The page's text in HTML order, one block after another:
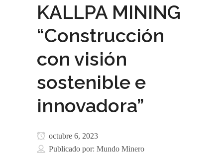
KALLPA MINING
“Construcción
con visión
sostenible e
innovadora”
octubre 6, 2023
Publicado por: Mundo Minero